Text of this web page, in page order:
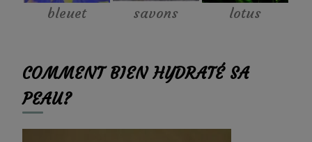
bleuet savons lotus
COMMENT BIEN HYDRATÉ SA
PEAU?